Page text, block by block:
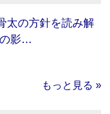
太の方針を読み解
の影…
もっと見る »